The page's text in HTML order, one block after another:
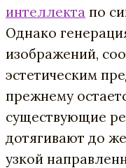
интеллекта по
Однако
изображений,
эстетическим
прежнему
существующие
дотягивают до
узкой